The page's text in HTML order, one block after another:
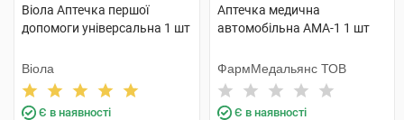
Віола Аптечка першої
допомоги універсальна 1 шт
Віола
Є в наявності
Аптечка медична
автомобільна АМА-1 1 шт
ФармМедальянс ТОВ
Є в наявності